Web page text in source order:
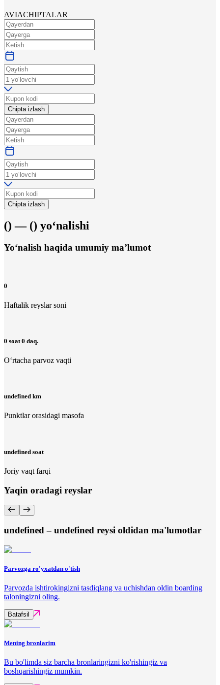
AVIACHIPTALAR
Chipta izlash
Chipta izlash
() — () yo‘nalishi
Yo‘nalish haqida umumiy ma’lumot
0
Haftalik reyslar soni
0 soat 0 daq.
O‘rtacha parvoz vaqti
undefined km
Punktlar orasidagi masofa
undefined soat
Joriy vaqt farqi
Yaqin oradagi reyslar
undefined – undefined reysi oldidan ma'lumotlar
Parvozga ro'yxatdan o'tish
Parvozda ishtirokingizni tasdiqlang va uchishdan oldin boarding
taloningizni oling.
Batafsil
Mening bronlarim
Bu bo'limda siz barcha bronlaringizni ko'rishingiz va
boshqarishingiz mumkin.